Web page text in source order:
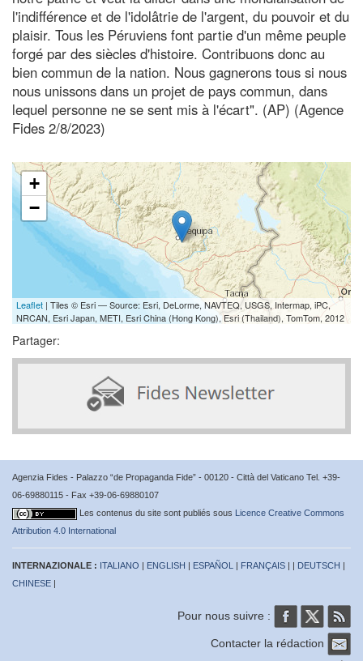
l'indifférence et de l'idolâtrie de l'argent, du pouvoir et du
plaisir. Tous les Péruviens font partie d'un même peuple
forgé par des siècles d'histoire. Contribuons donc au
bien commun de la nation. Nous gagnerons tous si nous
nous unissons dans un projet de pays commun, dans
lequel personne ne se sent mis à l'écart". (AP) (Agence
Fides 2/8/2023)
+
−
Leaflet | Tiles © Esri — Source: Esri, DeLorme, NAVTEQ, USGS, Intermap, iPC,
NRCAN, Esri Japan, METI, Esri China (Hong Kong), Esri (Thailand), TomTom, 2012
Partager:
Agenzia Fides - Palazzo “de Propaganda Fide” - 00120 - Città del Vaticano Tel. +39-
06-69880115 - Fax +39-06-69880107
Les contenus du site sont publiés sous Licence Creative Commons
Attribution 4.0 International
INTERNAZIONALE : ITALIANO | ENGLISH | ESPAÑOL | FRANÇAIS | | DEUTSCH |
CHINESE |
Pour nous suivre :
Contacter la rédaction